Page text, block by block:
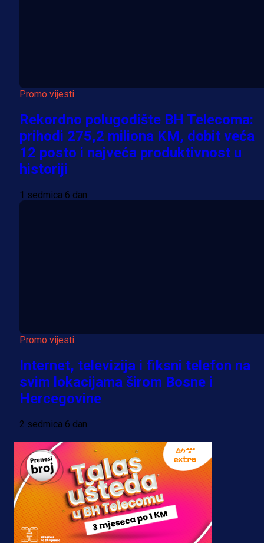
Promo vijesti
Rekordno polugodište BH Telecoma:
prihodi 275,2 miliona KM, dobit veća
12 posto i najveća produktivnost u
historiji
1 sedmica 6 dan
Promo vijesti
Internet, televizija i fiksni telefon na
svim lokacijama širom Bosne i
Hercegovine
2 sedmica 6 dan